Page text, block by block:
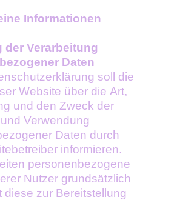
Informationen
der Verarbeitung
Daten
soll die
Website über die Art,
und den Zweck der
Verwendung
Daten durch
informieren.
personenbezogene
Nutzer grundsätzlich
diese zur Bereitstellung